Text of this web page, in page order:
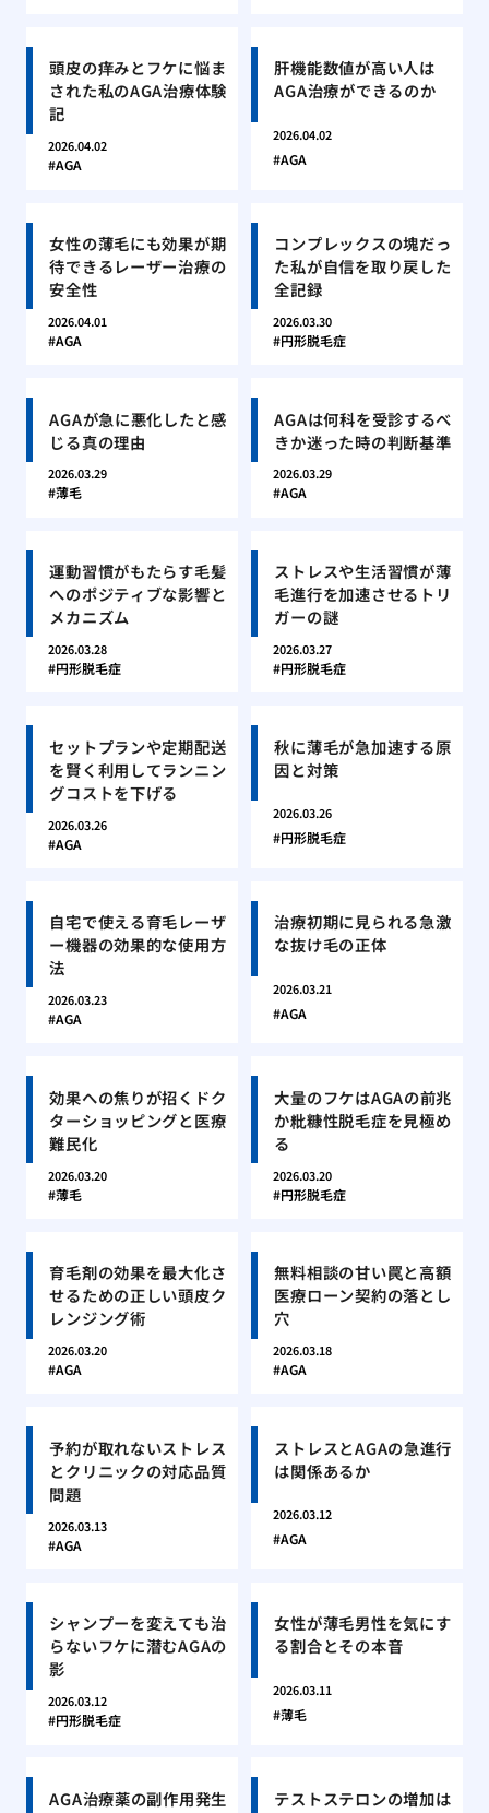
頭皮の痒みとフケに悩ま
された私のAGA治療体験
記
2026.04.02
AGA
肝機能数値が高い人は
AGA治療ができるのか
2026.04.02
AGA
女性の薄毛にも効果が期
待できるレーザー治療の
安全性
2026.04.01
AGA
コンプレックスの塊だっ
た私が自信を取り戻した
全記録
2026.03.30
円形脱毛症
AGAが急に悪化したと感
じる真の理由
2026.03.29
薄毛
AGAは何科を受診するべ
きか迷った時の判断基準
2026.03.29
AGA
運動習慣がもたらす毛髪
へのポジティブな影響と
メカニズム
2026.03.28
円形脱毛症
ストレスや生活習慣が薄
毛進行を加速させるトリ
ガーの謎
2026.03.27
円形脱毛症
セットプランや定期配送
を賢く利用してランニン
グコストを下げる
2026.03.26
AGA
秋に薄毛が急加速する原
因と対策
2026.03.26
円形脱毛症
自宅で使える育毛レーザ
ー機器の効果的な使用方
法
2026.03.23
AGA
治療初期に見られる急激
な抜け毛の正体
2026.03.21
AGA
効果への焦りが招くドク
ターショッピングと医療
難民化
2026.03.20
薄毛
大量のフケはAGAの前兆
か粃糠性脱毛症を見極め
る
2026.03.20
円形脱毛症
育毛剤の効果を最大化さ
せるための正しい頭皮ク
レンジング術
2026.03.20
AGA
無料相談の甘い罠と高額
医療ローン契約の落とし
穴
2026.03.18
AGA
予約が取れないストレス
とクリニックの対応品質
問題
2026.03.13
AGA
ストレスとAGAの急進行
は関係あるか
2026.03.12
AGA
シャンプーを変えても治
らないフケに潜むAGAの
影
2026.03.12
円形脱毛症
女性が薄毛男性を気にす
る割合とその本音
2026.03.11
薄毛
AGA治療薬の副作用発生
テストステロンの増加は